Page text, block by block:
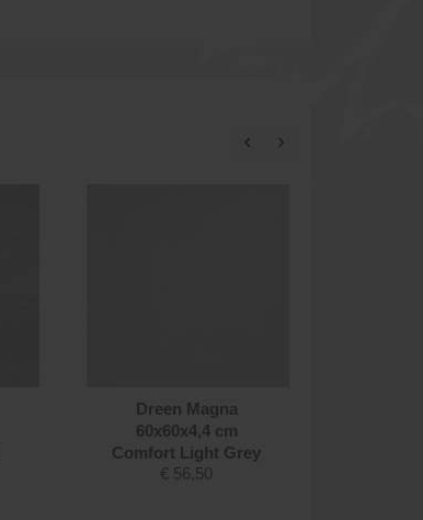
Dreen Magna
60x60x4,4 cm
Comfort Light Grey
€ 56,50